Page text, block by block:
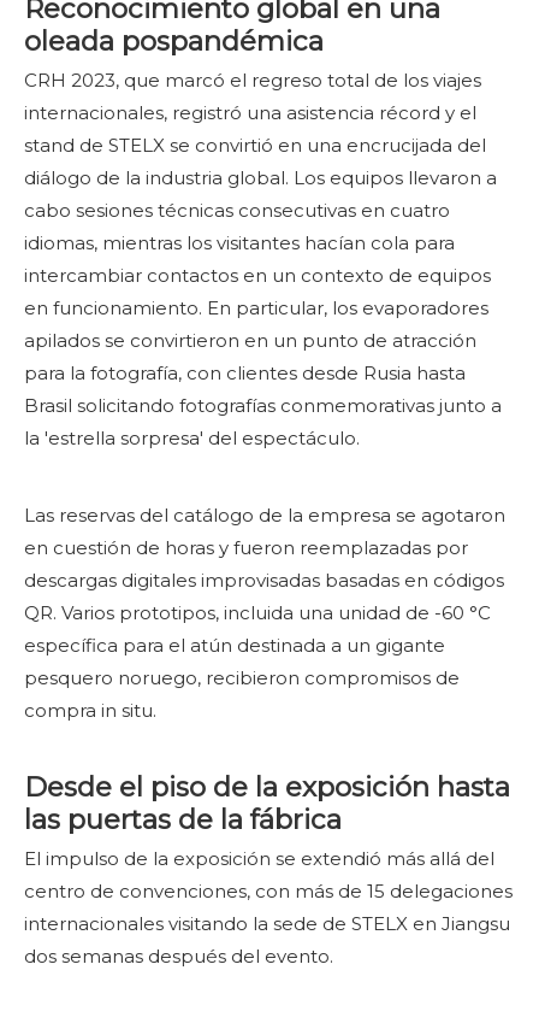
Reconocimiento global en una
oleada pospandémica
CRH 2023, que marcó el regreso total de los viajes
internacionales, registró una asistencia récord y el
stand de STELX se convirtió en una encrucijada del
diálogo de la industria global. Los equipos llevaron a
cabo sesiones técnicas consecutivas en cuatro
idiomas, mientras los visitantes hacían cola para
intercambiar contactos en un contexto de equipos
en funcionamiento. En particular, los evaporadores
apilados se convirtieron en un punto de atracción
para la fotografía, con clientes desde Rusia hasta
Brasil solicitando fotografías conmemorativas junto a
la 'estrella sorpresa' del espectáculo.
Las reservas del catálogo de la empresa se agotaron
en cuestión de horas y fueron reemplazadas por
descargas digitales improvisadas basadas en códigos
QR. Varios prototipos, incluida una unidad de -60 °C
específica para el atún destinada a un gigante
pesquero noruego, recibieron compromisos de
compra in situ.
Desde el piso de la exposición hasta
las puertas de la fábrica
El impulso de la exposición se extendió más allá del
centro de convenciones, con más de 15 delegaciones
internacionales visitando la sede de STELX en Jiangsu
dos semanas después del evento.